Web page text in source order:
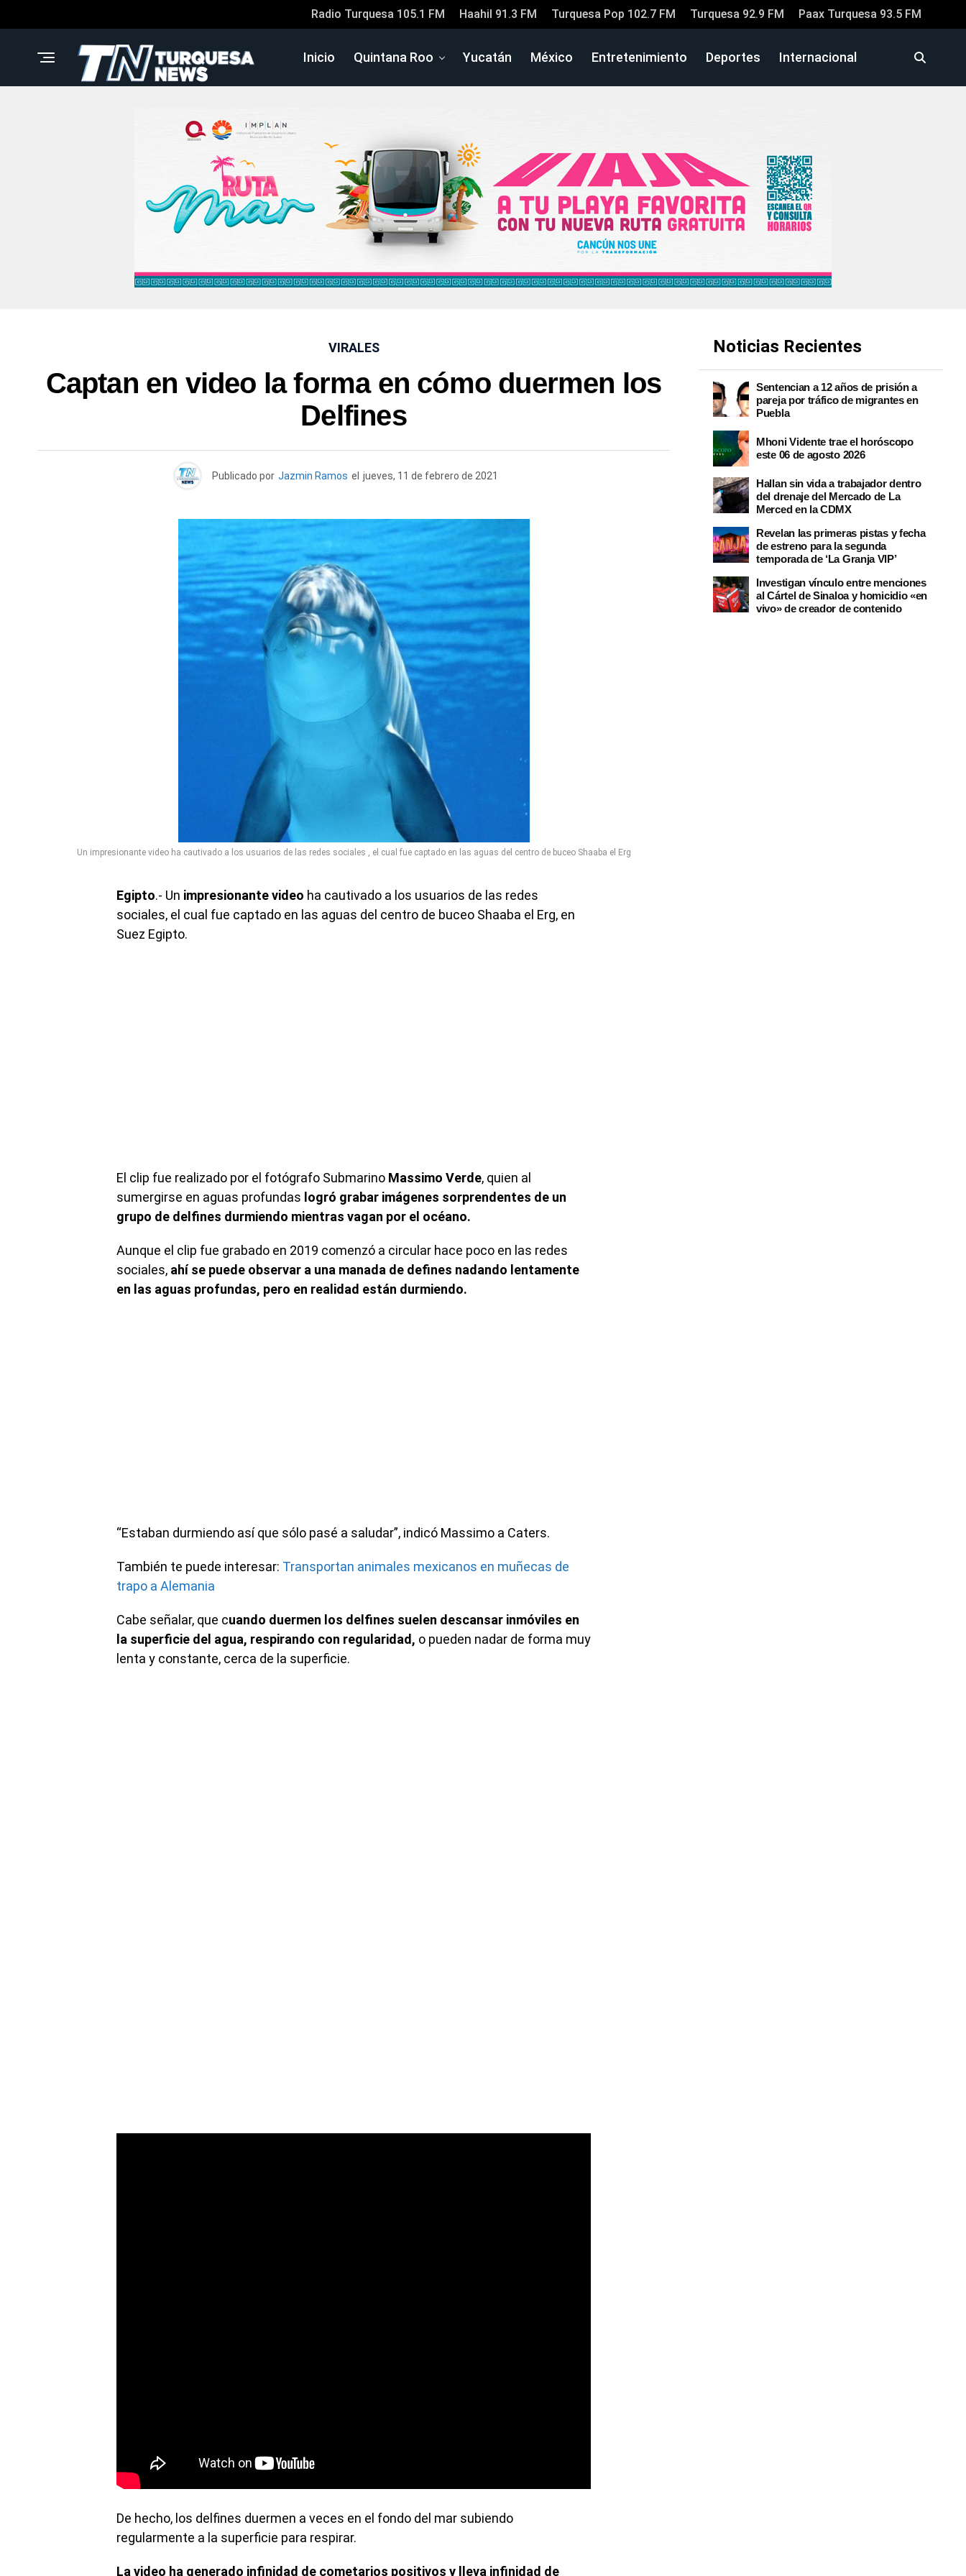
Radio Turquesa 105.1 FM Haahil 91.3 FM Turquesa Pop 102.7 FM Turquesa 92.9 FM Paax Turquesa 93.5 FM
Inicio Quintana Roo Yucatán México Entretenimiento Deportes Internacional
VIRALES
Captan en video la forma en cómo duermen los
Delfines
Publicado por Jazmin Ramos el jueves, 11 de febrero de 2021
Un impresionante video ha cautivado a los usuarios de las redes sociales , el cual fue captado en las aguas del centro de buceo Shaaba el Erg
Egipto.- Un impresionante video ha cautivado a los usuarios de las redes
sociales, el cual fue captado en las aguas del centro de buceo Shaaba el Erg, en
Suez Egipto.
El clip fue realizado por el fotógrafo Submarino Massimo Verde, quien al
sumergirse en aguas profundas logró grabar imágenes sorprendentes de un
grupo de delfines durmiendo mientras vagan por el océano.
Aunque el clip fue grabado en 2019 comenzó a circular hace poco en las redes
sociales, ahí se puede observar a una manada de defines nadando lentamente
en las aguas profundas, pero en realidad están durmiendo.
“Estaban durmiendo así que sólo pasé a saludar”, indicó Massimo a Caters.
También te puede interesar: Transportan animales mexicanos en muñecas de
trapo a Alemania
Cabe señalar, que cuando duermen los delfines suelen descansar inmóviles en
la superficie del agua, respirando con regularidad, o pueden nadar de forma muy
lenta y constante, cerca de la superficie.
De hecho, los delfines duermen a veces en el fondo del mar subiendo
regularmente a la superficie para respirar.
La video ha generado infinidad de cometarios positivos y lleva infinidad de
Noticias Recientes
Sentencian a 12 años de prisión a
pareja por tráfico de migrantes en
Puebla
Mhoni Vidente trae el horóscopo
este 06 de agosto 2026
Hallan sin vida a trabajador dentro
del drenaje del Mercado de La
Merced en la CDMX
Revelan las primeras pistas y fecha
de estreno para la segunda
temporada de ‘La Granja VIP’
Investigan vínculo entre menciones
al Cártel de Sinaloa y homicidio «en
vivo» de creador de contenido